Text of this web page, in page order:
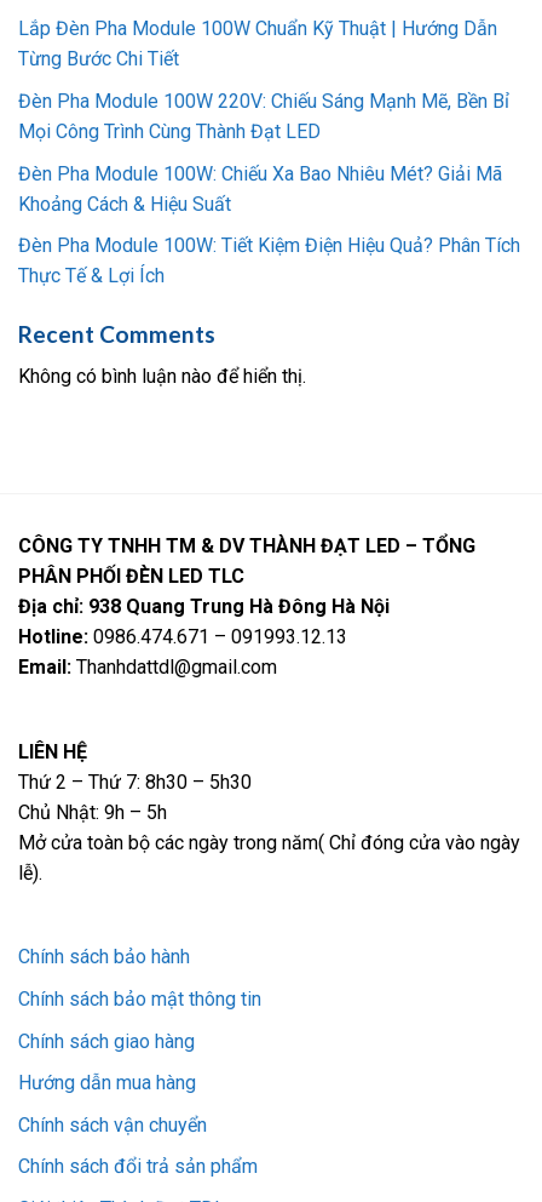
Lắp Đèn Pha Module 100W Chuẩn Kỹ Thuật | Hướng Dẫn
Từng Bước Chi Tiết
Đèn Pha Module 100W 220V: Chiếu Sáng Mạnh Mẽ, Bền Bỉ
Mọi Công Trình Cùng Thành Đạt LED
Đèn Pha Module 100W: Chiếu Xa Bao Nhiêu Mét? Giải Mã
Khoảng Cách & Hiệu Suất
Đèn Pha Module 100W: Tiết Kiệm Điện Hiệu Quả? Phân Tích
Thực Tế & Lợi Ích
Recent Comments
Không có bình luận nào để hiển thị.
CÔNG TY TNHH TM & DV THÀNH ĐẠT LED – TỔNG
PHÂN PHỐI ĐÈN LED TLC
Địa chỉ: 938 Quang Trung Hà Đông Hà Nội
Hotline: 0986.474.671 – 091993.12.13
Email: Thanhdattdl@gmail.com
LIÊN HỆ
Thứ 2 – Thứ 7: 8h30 – 5h30
Chủ Nhật: 9h – 5h
Mở cửa toàn bộ các ngày trong năm( Chỉ đóng cửa vào ngày
lễ).
Chính sách bảo hành
Chính sách bảo mật thông tin
Chính sách giao hàng
Hướng dẫn mua hàng
Chính sách vận chuyển
Chính sách đổi trả sản phẩm